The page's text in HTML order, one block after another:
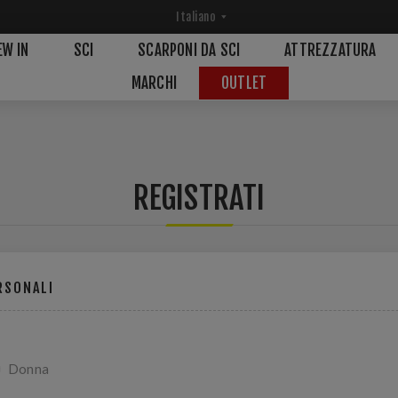
IN SCI SCARPONI DA SCI
ATTREZZATURA
MARCHI
OUTLET
REGISTRATI
Donna